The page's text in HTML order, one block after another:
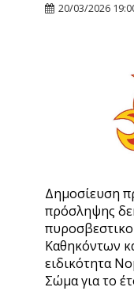
20/03/2026
Δημοσίευση
πρόσληψης
Καθηκόντων
ειδικότητα
Σώμα για το